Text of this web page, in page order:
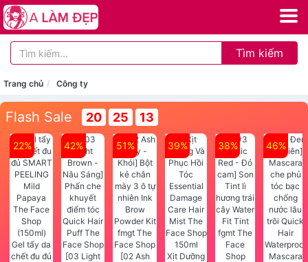
Tìm kiếm
Trang chủ Công ty
Flash Sale 20 25 13
22%
Gel tẩy da
chết đu đủ
42%
[03 Light
51%
[02 Ash
39%
Xịt Dưỡng
38% 46%